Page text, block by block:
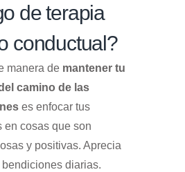
de terapia
conductual?
manera de mantener tu
camino de las
es enfocar tus
en cosas que son
y positivas. Aprecia
bendiciones diarias.